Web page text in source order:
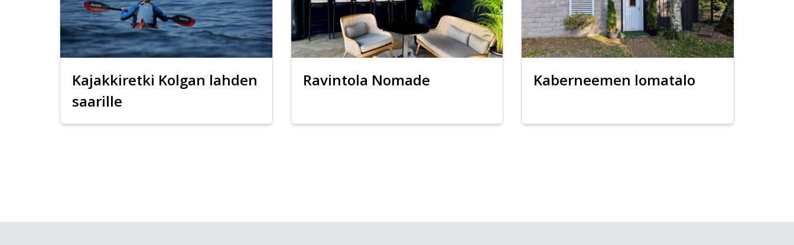
Kajakkiretki Kolgan lahden
saarille
Ravintola Nomade Kaberneemen lomatalo